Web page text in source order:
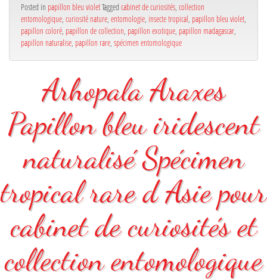
Posted in papillon bleu violetTagged cabinet de curiosités collection
entomologique curiosité nature entomologie insecte tropical papillon bleu violet
papillon coloré papillon de collection papillon exotique papillon madagascar
papillon naturalise papillon rare spécimen entomologique
Arhopala Araxes
Papillon bleu iridescent
naturalisé Spécimen
tropical rare d Asie pour
cabinet de curiosités et
collection entomologique